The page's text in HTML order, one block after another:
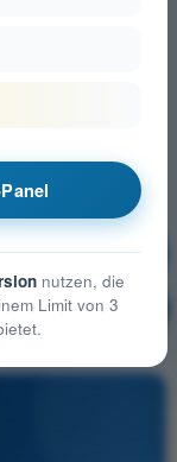
Ausbildung!
nutzen, die
Limit von 3